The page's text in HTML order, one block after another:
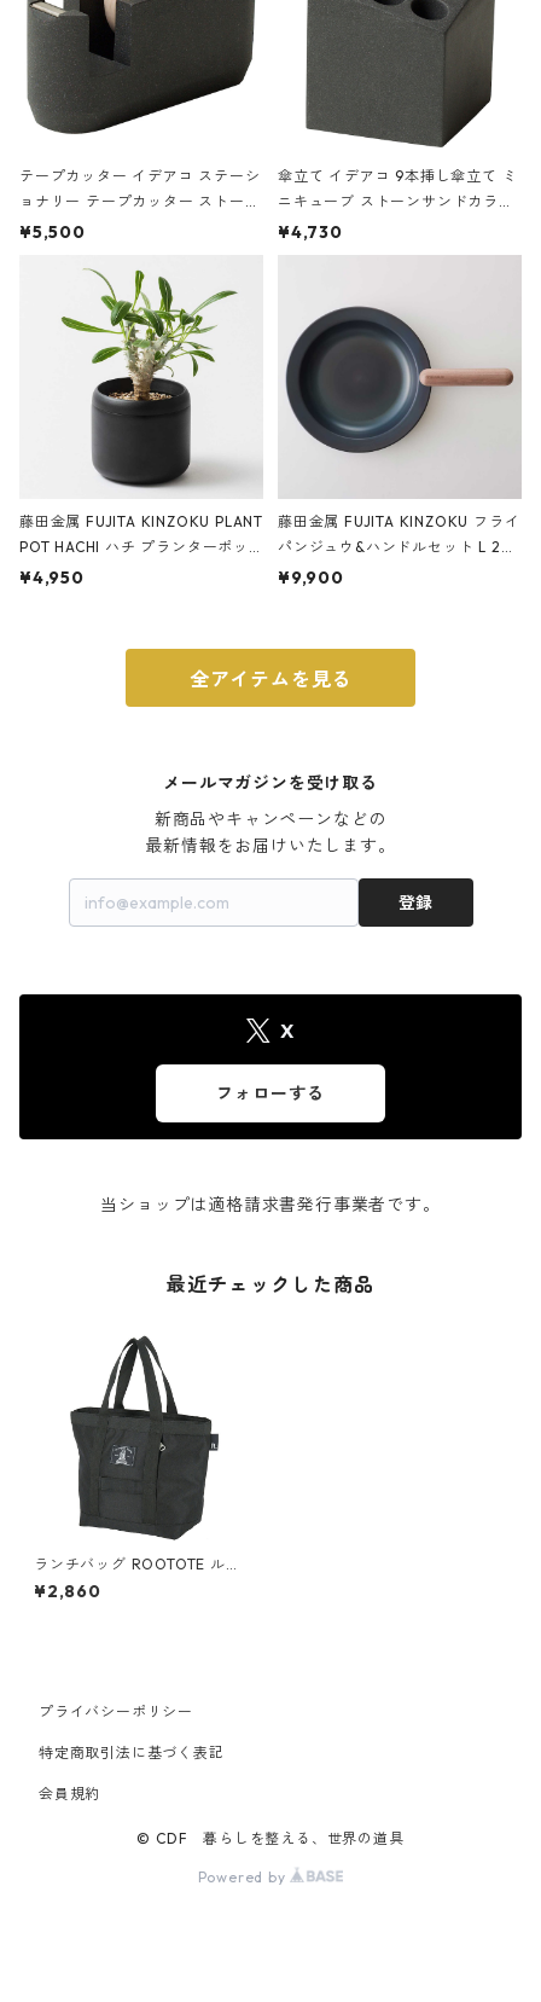
テープカッター イデアコ ステーシ
ョナリー テープカッター ストーン
サンドカラー 石調 ideaco Station
¥5,500
傘立て イデアコ 9本挿し傘立て ミ
ニキューブ ストーンサンドカラー
石調 ideaco Umbrella Stand CUB
E ストーンサンドブラック
¥4,730
藤田金属 FUJITA KINZOKU PLANT
POT HACHI ハチ プランターポッ
ト 3号 ブラック
¥4,950
藤田金属 FUJITA KINZOKU フライ
パンジュウ&ハンドルセット L 24c
m ガス火・IH対応 鉄フライパン
¥9,900
全アイテムを見る
メールマガジンを受け取る
新商品やキャンペーンなどの
最新情報をお届けいたします。
登録
X
フォローする
当ショップは適格請求書発行事業者です。
最近チェックした商品
ランチバッグ ROOTOTE ルー
トート PT.サーモキーパーラン
チ.ベーシック-C ブラック
¥2,860
プライバシーポリシー
特定商取引法に基づく表記
会員規約
© CDF 暮らしを整える、世界の道具
Powered by